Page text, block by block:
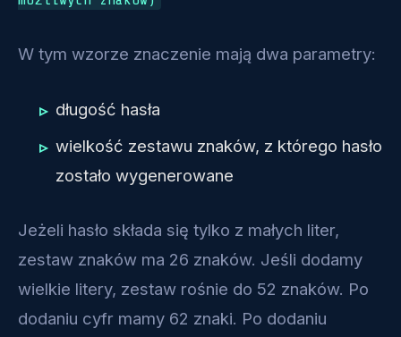
W tym wzorze znaczenie mają dwa parametry:
długość hasła
wielkość zestawu znaków, z którego hasło
zostało wygenerowane
Jeżeli hasło składa się tylko z małych liter,
zestaw znaków ma 26 znaków. Jeśli dodamy
wielkie litery, zestaw rośnie do 52 znaków. Po
dodaniu cyfr mamy 62 znaki. Po dodaniu